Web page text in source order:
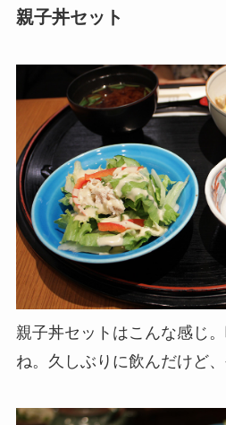
親子丼セット
親子丼セットはこんな感じ
ね。久しぶりに飲んだけど、